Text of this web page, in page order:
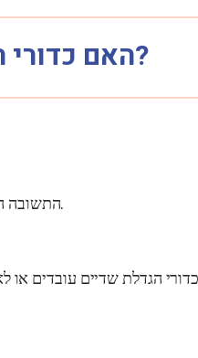
האם כדורי הגדלת שדיים עובדים?
התשובה הקצרה היא כן, הם אכן עובדים. עם זאת, התשובה המלאה מורכבת הרבה יותר.
הגדלת שדיים עובדים או